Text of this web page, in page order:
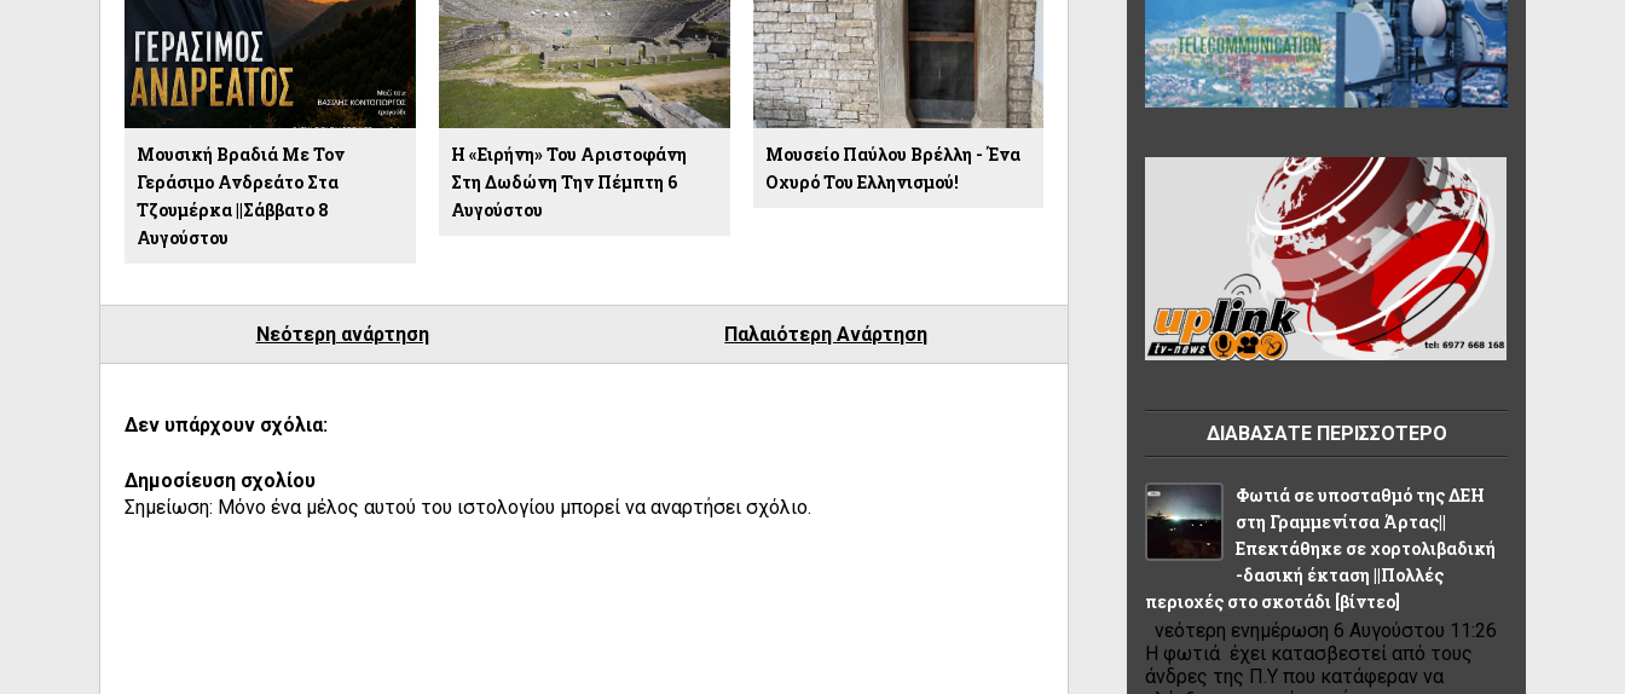
Μουσική Βραδιά Με Τον
Γεράσιμο Ανδρεάτο Στα
Τζουμέρκα ||Σάββατο 8
Αυγούστου
Η «Ειρήνη» Του Αριστοφάνη
Στη Δωδώνη Την Πέμπτη 6
Αυγούστου
Μουσείο Παύλου Βρέλλη - Ένα
Οχυρό Του Ελληνισμού!
Νεότερη ανάρτηση Παλαιότερη Ανάρτηση
Δεν υπάρχουν σχόλια:
Δημοσίευση σχολίου
Σημείωση: Μόνο ένα μέλος αυτού του ιστολογίου μπορεί να αναρτήσει σχόλιο.
ΔΙΑΒΑΣΑΤΕ ΠΕΡΙΣΣΟΤΕΡΟ
Φωτιά σε υποσταθμό της ΔΕΗ
στη Γραμμενίτσα Άρτας||
Επεκτάθηκε σε χορτολιβαδική
-δασική έκταση ||Πολλές
περιοχές στο σκοτάδι [βίντεο]
νεότερη ενημέρωση 6 Αυγούστου 11:26
Η φωτιά έχει κατασβεστεί από τους
άνδρες της Π.Υ που κατάφεραν να